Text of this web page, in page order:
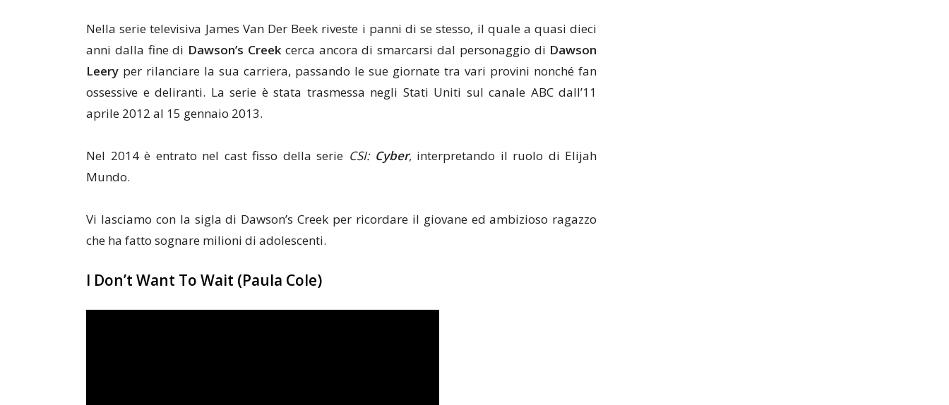
Nella serie televisiva James Van Der Beek riveste i panni di se stesso, il quale a quasi dieci
anni dalla fine di Dawson’s Creek cerca ancora di smarcarsi dal personaggio di Dawson
Leery per rilanciare la sua carriera, passando le sue giornate tra vari provini nonché fan
ossessive e deliranti. La serie è stata trasmessa negli Stati Uniti sul canale ABC dall’11
aprile 2012 al 15 gennaio 2013.
Nel 2014 è entrato nel cast fisso della serie CSI: Cyber, interpretando il ruolo di Elijah
Mundo.
Vi lasciamo con la sigla di Dawson’s Creek per ricordare il giovane ed ambizioso ragazzo
che ha fatto sognare milioni di adolescenti.
I Don’t Want To Wait (Paula Cole)